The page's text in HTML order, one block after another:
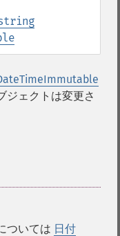
ジェクトは変更さ
ついては 日付